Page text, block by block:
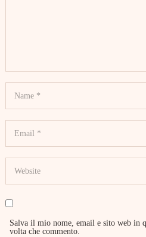
Salva il mio nome, email e sito web in
volta che commento.